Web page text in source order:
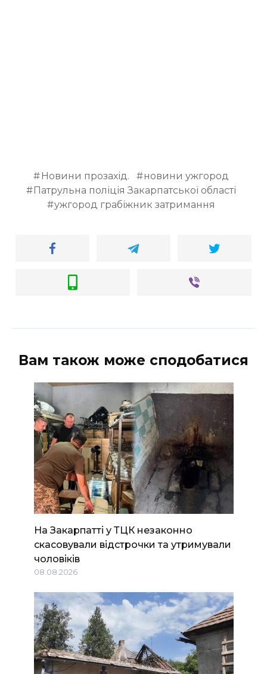
Новини прозахід.
новини ужгород
Патрульна поліція Закарпатської області
ужгород грабіжник затримання
Вам також може сподобатися
На Закарпатті у ТЦК незаконно
скасовували відстрочки та утримували
чоловіків
08.08.2026